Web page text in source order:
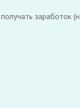
заработок